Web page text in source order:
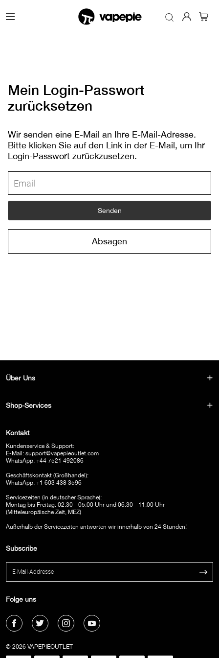
Mein Login-Passwort
zurücksetzen
Wir senden eine E-Mail an Ihre E-Mail-Adresse.
Bitte klicken Sie auf den Link in der E-Mail, um Ihr
Login-Passwort zurückzusetzen.
Senden
Absagen
Über Uns
Shop-Services
Kontakt
Kundenservice & Support:
E-Mail: support@vapepieoutlet.com
WhatsApp: +44 7521 492086
Geschäftskontakt (Großhandel):
WhatsApp: +1 603 438 3596
Servicezeiten (in deutscher Sprache):
Montag bis Freitag: 02:30 - 05:00 Uhr und 06:30 - 11:00 Uhr
(Mitteleuropäische Zeit, MEZ)
Außerhalb der Servicezeiten antworten wir innerhalb von 24 Stunden!
Subscribe
Folge uns
© 2026 VAPEPIEOUTLET